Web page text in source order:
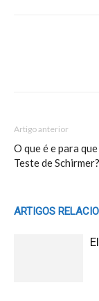
Artigo anterior
O que é e para
Teste de Schirmer?
ARTIGOS